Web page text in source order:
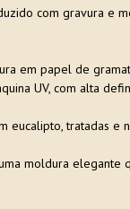
com gravura e
em papel de
UV, com alta
eucalipto, tratadas e
moldura elegante